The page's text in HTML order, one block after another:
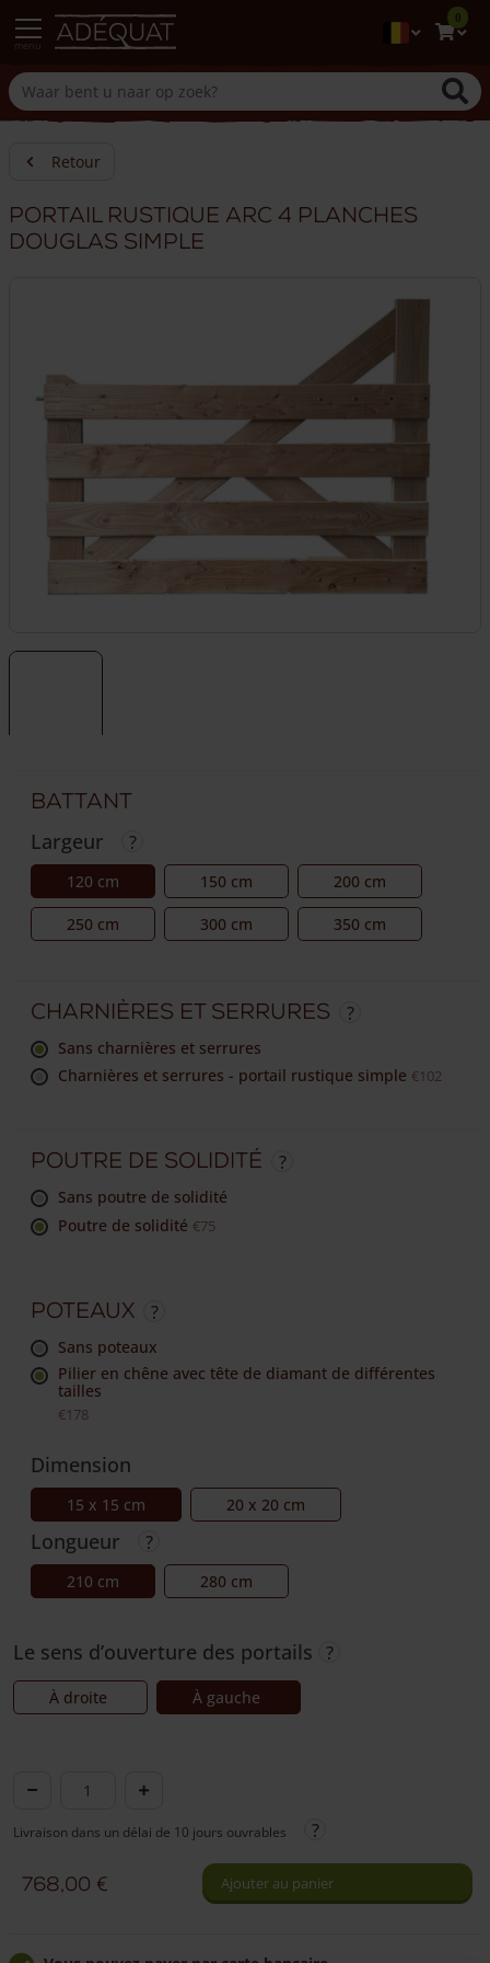
0
Retour
Portail rustique arc 4 planches
douglas simple
Battant
Largeur
120 cm 150 cm 200 cm
250 cm 300 cm 350 cm
Charnières et serrures
sans charnières et serrures
Charnières et serrures - portail rustique simple €102
Poutre de solidité
sans poutre de solidité
Poutre de solidité €75
Poteaux
sans poteaux
Pilier en chêne avec tête de diamant de différentes
tailles
€178
Dimension
15 x 15 cm 20 x 20 cm
Longueur
210 cm 280 cm
Le sens d’ouverture des portails
À droite À gauche
quantité
Portail
rustique
Livraison dans un délai de 10 jours ouvrables
768,00 € Ajouter au panier